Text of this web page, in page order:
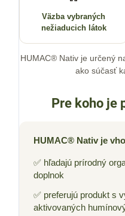
Väzba vybraných
nežiaducich látok
HUMAC® Nativ je určený
ako súčasť
Pre koho je
HUMAC® Nativ je
✅ hľadajú prírodný
doplnok
✅ preferujú produkt s
aktivovaných